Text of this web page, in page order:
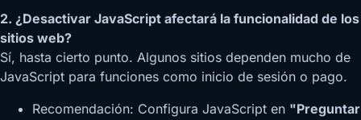
2. ¿Desactivar JavaScript afectará la funcionalidad de los
sitios web?
Sí, hasta cierto punto. Algunos sitios dependen mucho de
JavaScript para funciones como inicio de sesión o pago.
Recomendación: Configura JavaScript en "Preguntar